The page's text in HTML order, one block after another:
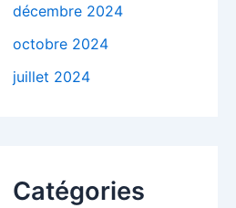
décembre 2024
octobre 2024
juillet 2024
Catégories